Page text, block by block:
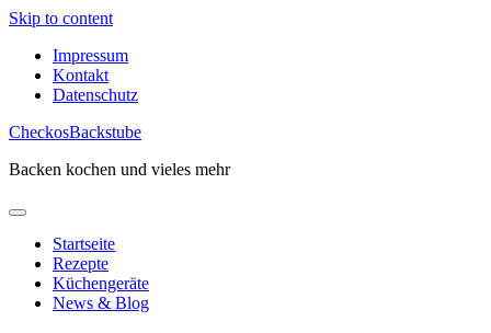
Skip to content
Impressum
Kontakt
Datenschutz
CheckosBackstube
Backen kochen und vieles mehr
Startseite
Rezepte
Küchengeräte
News & Blog